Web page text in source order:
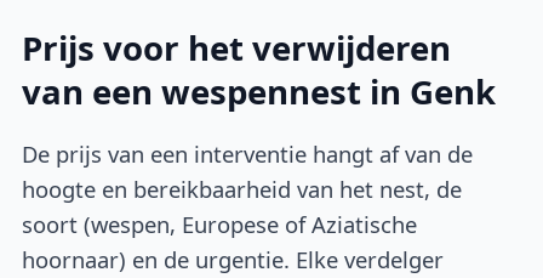
Prijs voor het verwijderen
van een wespennest in Genk
De prijs van een interventie hangt af van de
hoogte en bereikbaarheid van het nest, de
soort (wespen, Europese of Aziatische
hoornaar) en de urgentie. Elke verdelger